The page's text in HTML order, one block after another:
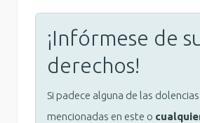
¡Infórmese de
derechos!
Si padece alguna de las dolencias
mencionadas en este o